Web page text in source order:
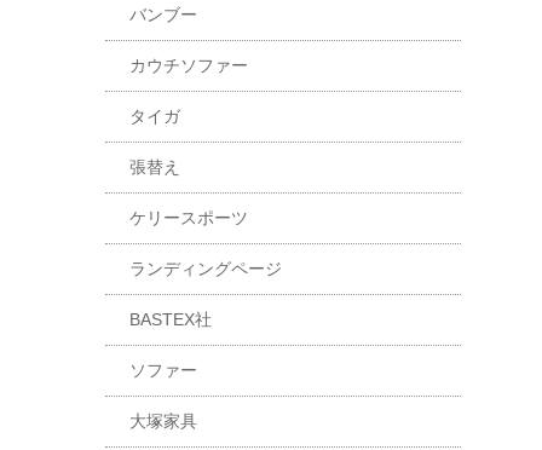
バンブー
カウチソファー
タイガ
張替え
ケリースポーツ
ランディングページ
BASTEX社
ソファー
大塚家具